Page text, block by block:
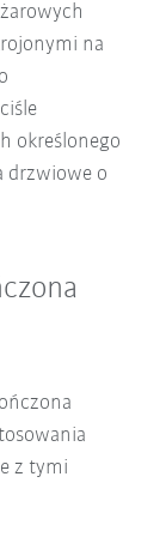
na
określonego
drzwiowe o
z tymi